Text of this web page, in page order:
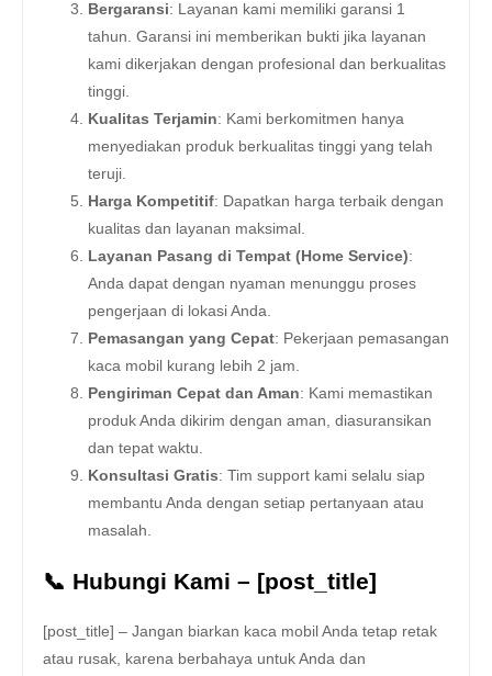
Bergaransi: Layanan kami memiliki garansi 1
tahun. Garansi ini memberikan bukti jika layanan
kami dikerjakan dengan profesional dan berkualitas
tinggi.
Kualitas Terjamin: Kami berkomitmen hanya
menyediakan produk berkualitas tinggi yang telah
teruji.
Harga Kompetitif: Dapatkan harga terbaik dengan
kualitas dan layanan maksimal.
Layanan Pasang di Tempat (Home Service):
Anda dapat dengan nyaman menunggu proses
pengerjaan di lokasi Anda.
Pemasangan yang Cepat: Pekerjaan pemasangan
kaca mobil kurang lebih 2 jam.
Pengiriman Cepat dan Aman: Kami memastikan
produk Anda dikirim dengan aman, diasuransikan
dan tepat waktu.
Konsultasi Gratis: Tim support kami selalu siap
membantu Anda dengan setiap pertanyaan atau
masalah.
📞 Hubungi Kami – [post_title]
[post_title] – Jangan biarkan kaca mobil Anda tetap retak
atau rusak, karena berbahaya untuk Anda dan